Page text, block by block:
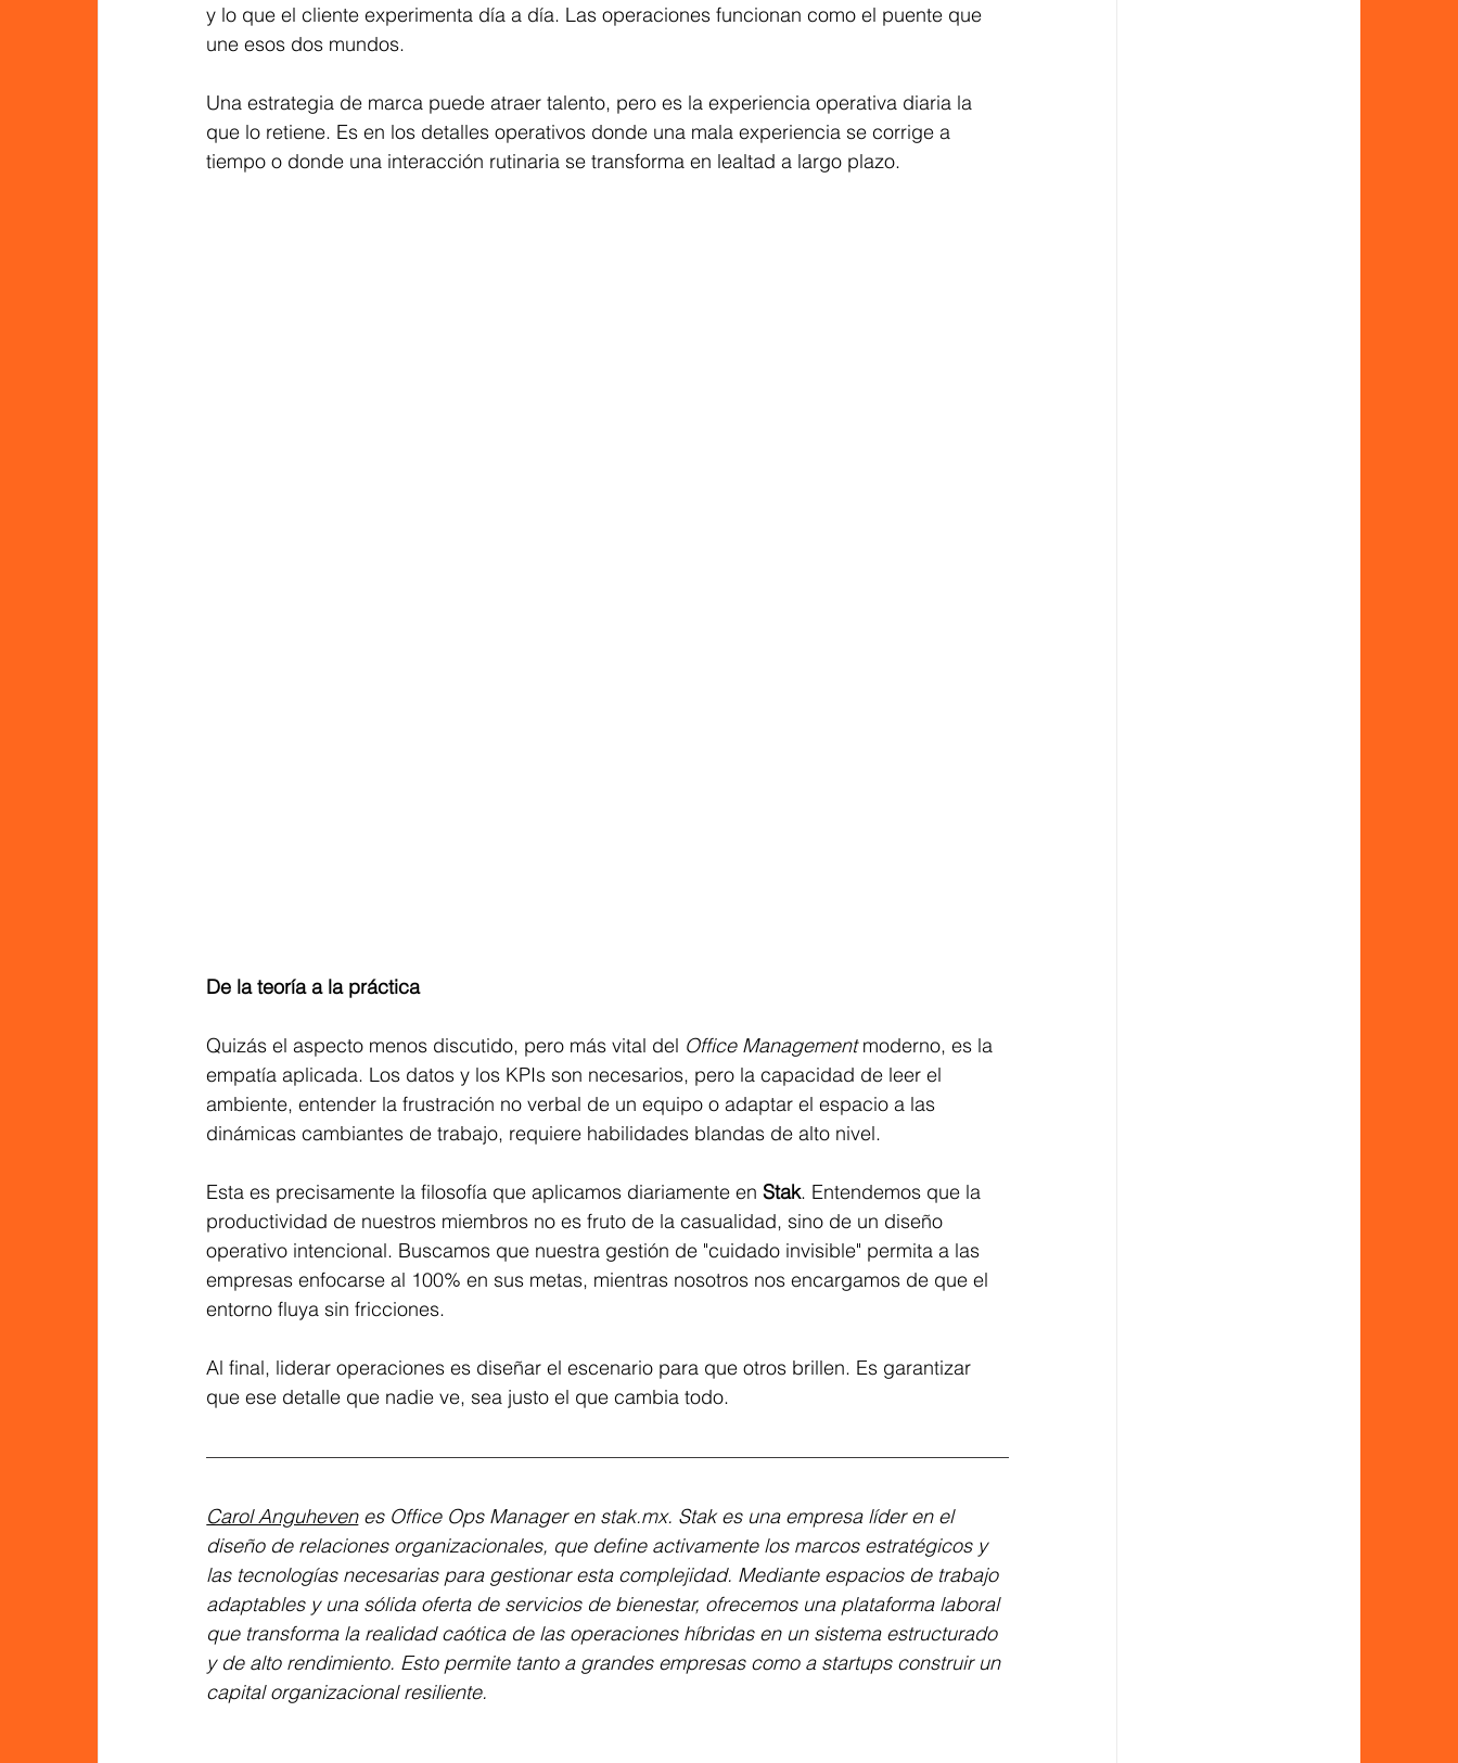
y lo que el cliente experimenta día a día. Las operaciones funcionan como el puente que
une esos dos mundos.
Una estrategia de marca puede atraer talento, pero es la experiencia operativa diaria la
que lo retiene. Es en los detalles operativos donde una mala experiencia se corrige a
tiempo o donde una interacción rutinaria se transforma en lealtad a largo plazo.
De la teoría a la práctica
Quizás el aspecto menos discutido, pero más vital del Office Management moderno, es la
empatía aplicada. Los datos y los KPIs son necesarios, pero la capacidad de leer el
ambiente, entender la frustración no verbal de un equipo o adaptar el espacio a las
dinámicas cambiantes de trabajo, requiere habilidades blandas de alto nivel.
Esta es precisamente la filosofía que aplicamos diariamente en Stak. Entendemos que la
productividad de nuestros miembros no es fruto de la casualidad, sino de un diseño
operativo intencional. Buscamos que nuestra gestión de "cuidado invisible" permita a las
empresas enfocarse al 100% en sus metas, mientras nosotros nos encargamos de que el
entorno fluya sin fricciones.
Al final, liderar operaciones es diseñar el escenario para que otros brillen. Es garantizar
que ese detalle que nadie ve, sea justo el que cambia todo.
Carol Anguheven es Office Ops Manager en stak.mx. Stak es una empresa líder en el
diseño de relaciones organizacionales, que define activamente los marcos estratégicos y
las tecnologías necesarias para gestionar esta complejidad. Mediante espacios de trabajo
adaptables y una sólida oferta de servicios de bienestar, ofrecemos una plataforma laboral
que transforma la realidad caótica de las operaciones híbridas en un sistema estructurado
y de alto rendimiento. Esto permite tanto a grandes empresas como a startups construir un
capital organizacional resiliente.